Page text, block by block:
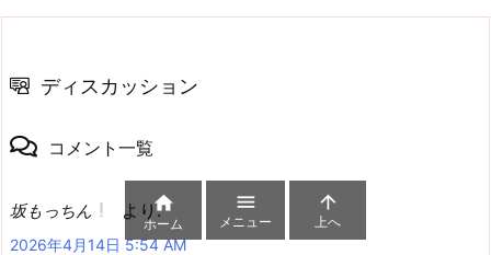
ディスカッション
コメント一覧
坂もっちん より:
2026年4月14日 5:54 AM

ホーム

メニュー

上へ